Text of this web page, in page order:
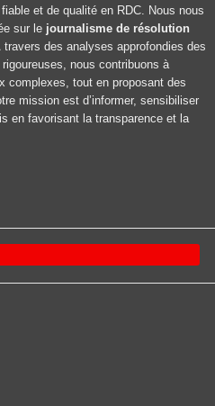
et de qualité en RDC. Nous nous
sur le journalisme de résolution
travers des analyses approfondies des
nous contribuons à
complexes, tout en proposant des
mission est d’informer, sensibiliser
en favorisant la transparence et la